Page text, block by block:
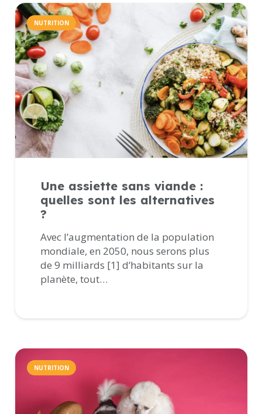
NUTRITION
Une assiette sans viande :
quelles sont les alternatives
?
Avec l’augmentation de la population
mondiale, en 2050, nous serons plus
de 9 milliards [1] d’habitants sur la
planète, tout…
NUTRITION